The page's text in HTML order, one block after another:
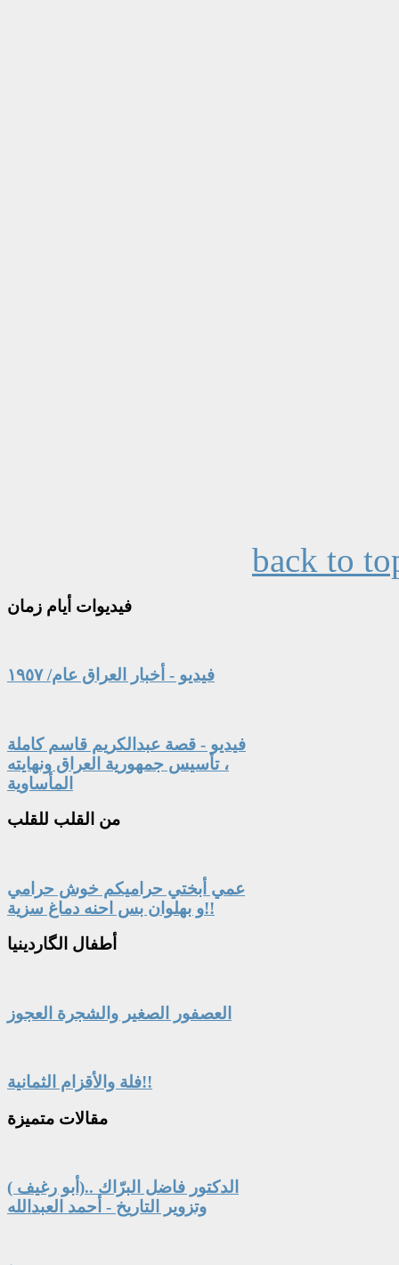
back to
فيديوات أيام زمان
فيديو - أخبار العراق عام/ ١٩٥٧
فيديو - قصة عبدالكريم قاسم كاملة
، تأسيس جمهورية العراق ونهايته
المأساوية
من القلب للقلب
عمي أبختي حراميكم خوش حرامي
و بهلوان بس احنه دماغ سزية!!
أطفال الگاردينيا
العصفور الصغير والشجرة العجوز
فلة والأقزام الثمانية!!
مقالات متميزة
الدكتور فاضل البرّاك ..(أبو رغيف )
وتزوير التاريخ - أحمد العبدالله